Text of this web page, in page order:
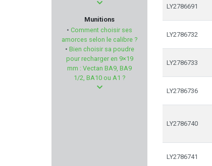
SWAROVSKI OPTIK
VARTA
NORICA
Munitions
• Comment choisir ses
amorces selon le calibre ?
• Bien choisir sa poudre
pour recharger en 9×19
mm : Vectan BA9, BA9
1/2, BA10 ou A1 ?
LY2786691
LY2786732
LY2786733
LY2786736
LY2786740
LY2786741